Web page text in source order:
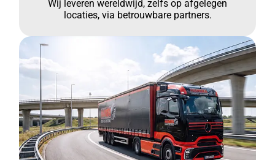
Wij leveren wereldwijd, zelfs op afgelegen
locaties, via betrouwbare partners.